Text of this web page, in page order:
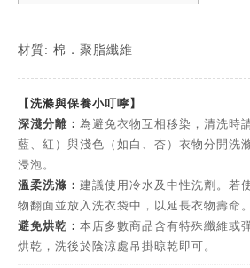
材質: 棉．聚脂纖維
【洗滌與保養小叮嚀】
深淺分離： 為避免衣物互相移染，清洗時
藍、紅）與淺色（如白、杏）衣物分開洗
浸泡。
溫柔洗滌： 建議使用冷水及中性洗劑。若
物翻面並放入洗衣袋中，以延長衣物壽命。
避免烘乾： 本店多數商品含有特殊纖維或
烘乾，洗後於陰涼處吊掛晾乾即可。